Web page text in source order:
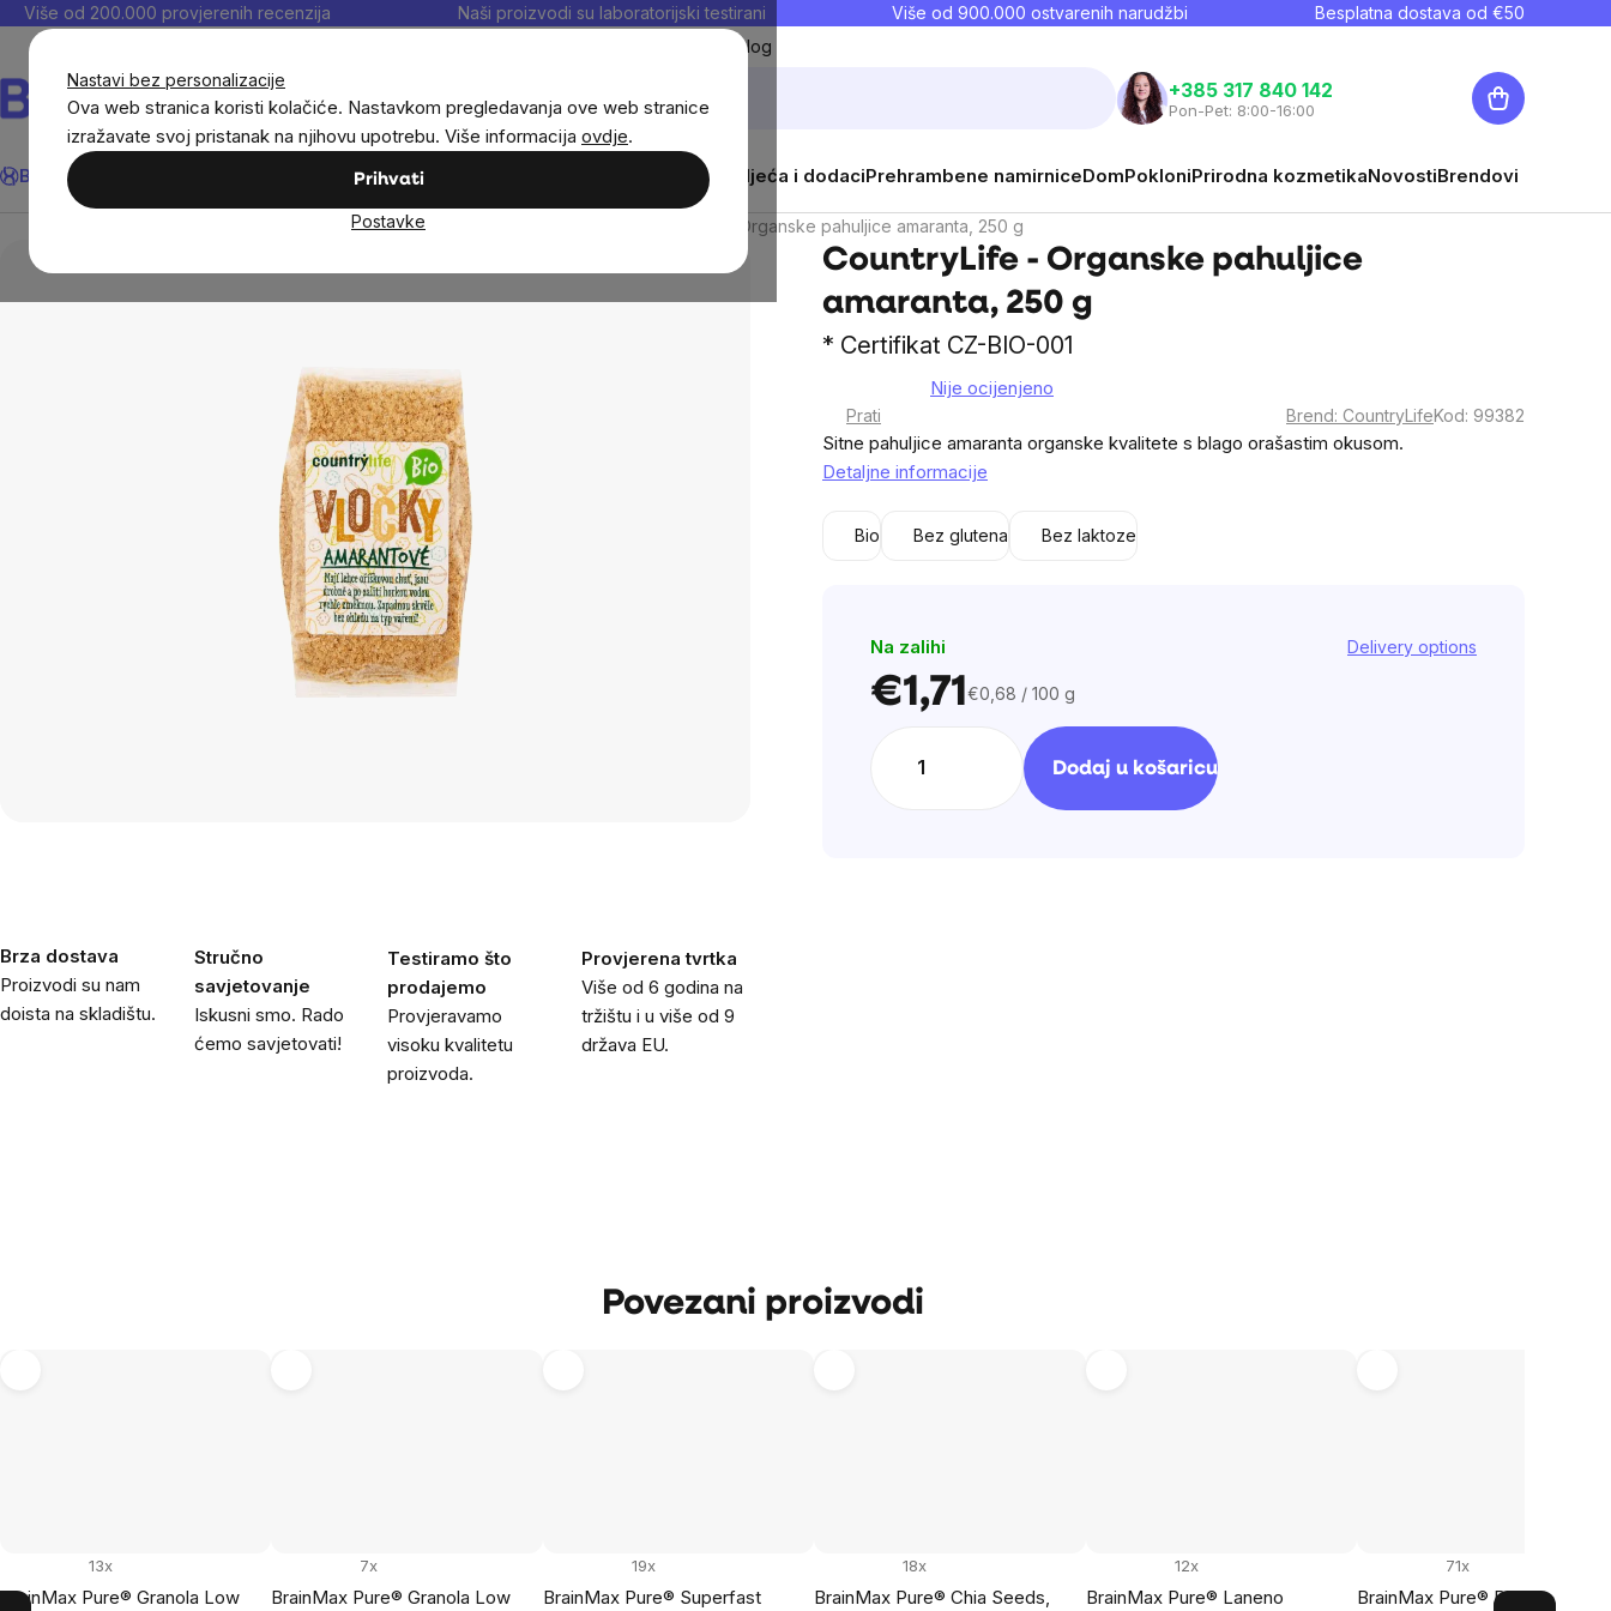
Nastavi bez personalizacije
Ova web stranica koristi kolačiće. Nastavkom pregledavanja ove web stranice
izražavate svoj pristanak na njihovu upotrebu. Više informacija ovdje.
Prihvati
Postavke
Preskoči
Više od 200.000 provjerenih recenzija Naši proizvodi su laboratorijski testirani Više od 900.000 ostvarenih narudžbi Besplatna dostava od €50
Blog
Traži
+385 317 840 142
Pon-Pet: 8:00-16:00
Košarica
BrainMax® Dodaci prehraniNoviteti Sportska odjeća i dodaciPrehrambene namirniceDomPokloniPrirodna kozmetikaNovostiBrendovi
Zdrav doručak CountryLife - Organske pahuljice amaranta, 250 g
CountryLife - Organske pahuljice
amaranta, 250 g
* Certifikat CZ-BIO-001
average
product
rating
Nije ocijenjeno
Brza dostava
Proizvodi su nam
doista na skladištu.
Stručno
savjetovanje
Iskusni smo. Rado
ćemo savjetovati!
Testiramo što
prodajemo
Provjeravamo
visoku kvalitetu
proizvoda.
Provjerena tvrtka
Više od 6 godina na
tržištu i u više od 9
država EU.
Prati Brend: CountryLifeKod: 99382
Sitne pahuljice amaranta organske kvalitete s blago orašastim okusom.
Detaljne informacije
Bio Bez glutena Bez laktoze
Na zalihi Delivery options
€1,71 Cijena
€0,68 / 100 g
Dodaj u košaricu
Povezani proizvodi
BrainMax Pure® Granola Low
13x
BrainMax Pure® Granola Low
7x
BrainMax Pure® Superfast
19x
BrainMax Pure® Chia Seeds,
18x
BrainMax Pure® Laneno
12x
BrainMax Pure® Blueberry
71x